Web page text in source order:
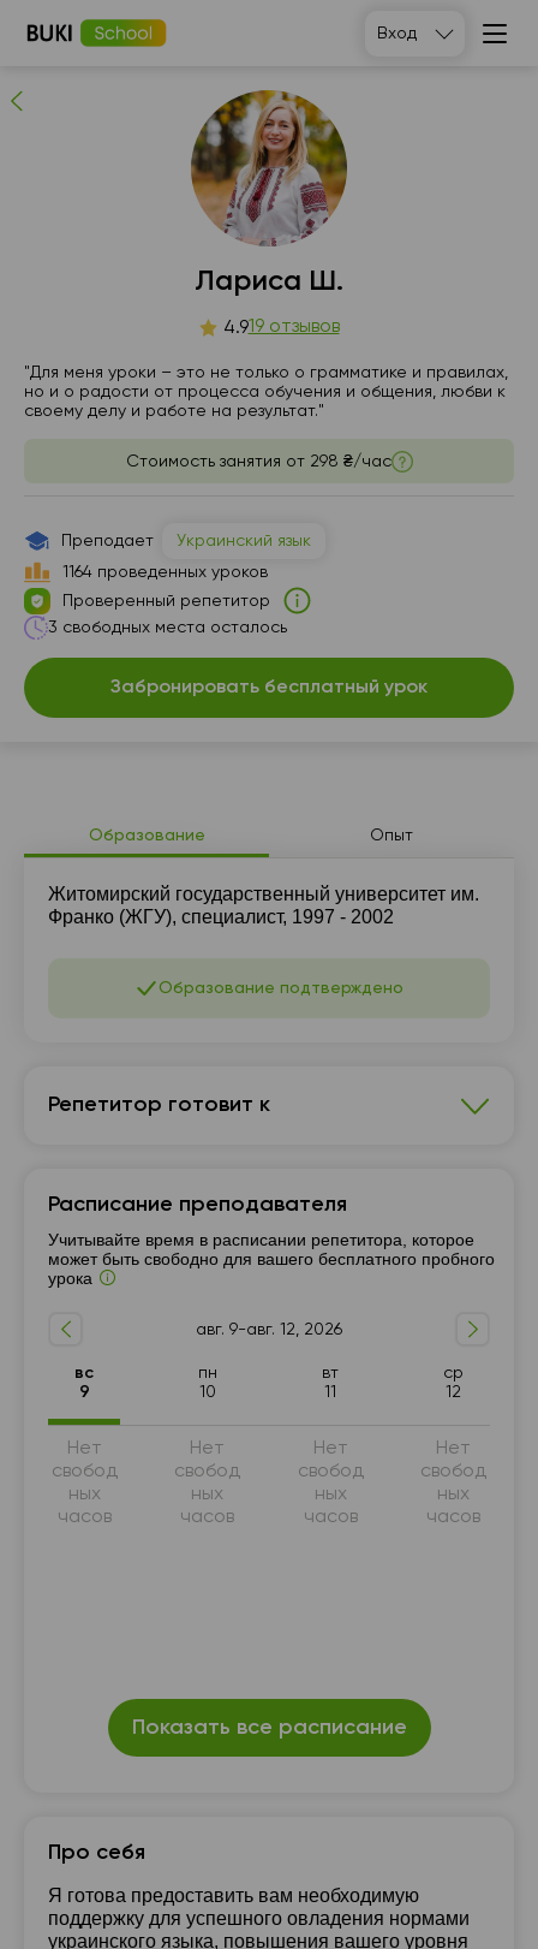
Вход
Лариса Ш. людей рекомендуют
Образование Опыт
Житомирский государственный университет им.
Франко (ЖГУ), специалист, 1997 - 2002
Образование подтверждено
Репетитор готовит к
7 - 9-й класс Подготовка к НМТ (ЗНО)
Подготовка к ГИА (9 класс) 10 - 11-й класс
5 - 6-й класс
Расписание преподавателя
Учитывайте время в расписании репетитора, которое
может быть свободно для вашего бесплатного пробного
урока
авг. 9-авг. 12, 2026
вс
9
пн
10
вт
11
ср
12
Нет
свобод
ных
часов
Нет
свобод
ных
часов
Нет
свобод
ных
часов
Нет
свобод
ных
часов
Показать все расписание
Про себя
Я готова предоставить вам необходимую
поддержку для успешного овладения нормами
украинского языка, повышения вашего уровня
Лариса Ш.
4.919 отзывов
"Для меня уроки – это не только о грамматике и правилах,
но и о радости от процесса обучения и общения, любви к
своему делу и работе на результат."
Стоимость занятия от 298 ₴/час
Преподает
Украинский язык
1164 проведенных уроков
Проверенный репетитор
3 свободных места осталось
Забронировать бесплатный урок
пн
вт
Нет
Нет
часов
Нет
часов